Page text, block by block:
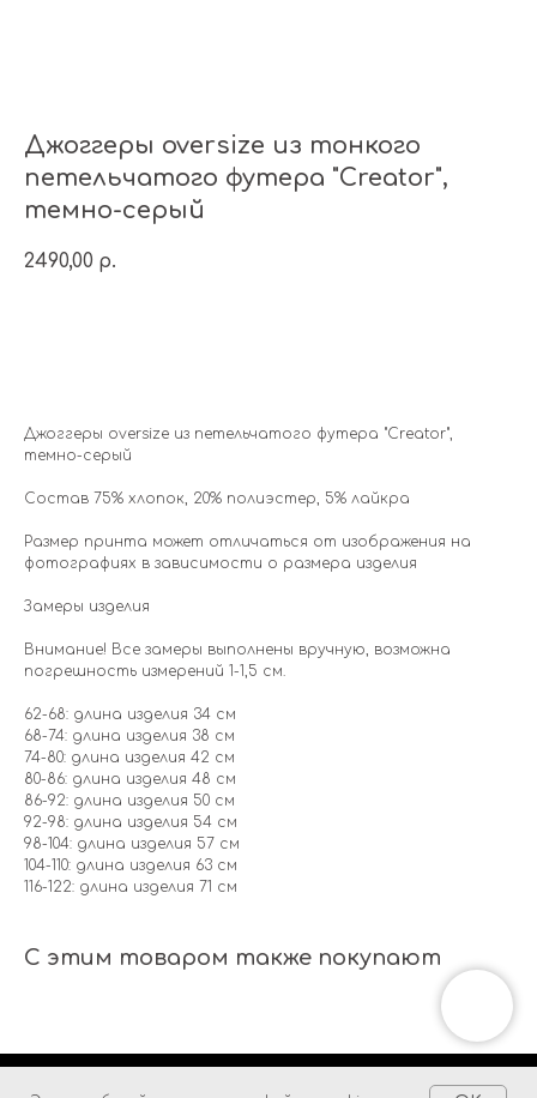
Джоггеры oversize из тонкого
петельчатого футера "Creator",
темно-серый
2490,00 р.
Джоггеры oversize из петельчатого футера "Creator",
темно-серый
Состав 75% хлопок, 20% полиэстер, 5% лайкра
Размер принта может отличаться от изображения на
фотографиях в зависимости о размера изделия
Замеры изделия
Внимание! Все замеры выполнены вручную, возможна
погрешность измерений 1-1,5 см.
62-68: длина изделия 34 см
68-74: длина изделия 38 см
74-80: длина изделия 42 см
80-86: длина изделия 48 см
86-92: длина изделия 50 см
92-98: длина изделия 54 см
98-104: длина изделия 57 см
104-110: длина изделия 63 см
116-122: длина изделия 71 см
С этим товаром также покупают